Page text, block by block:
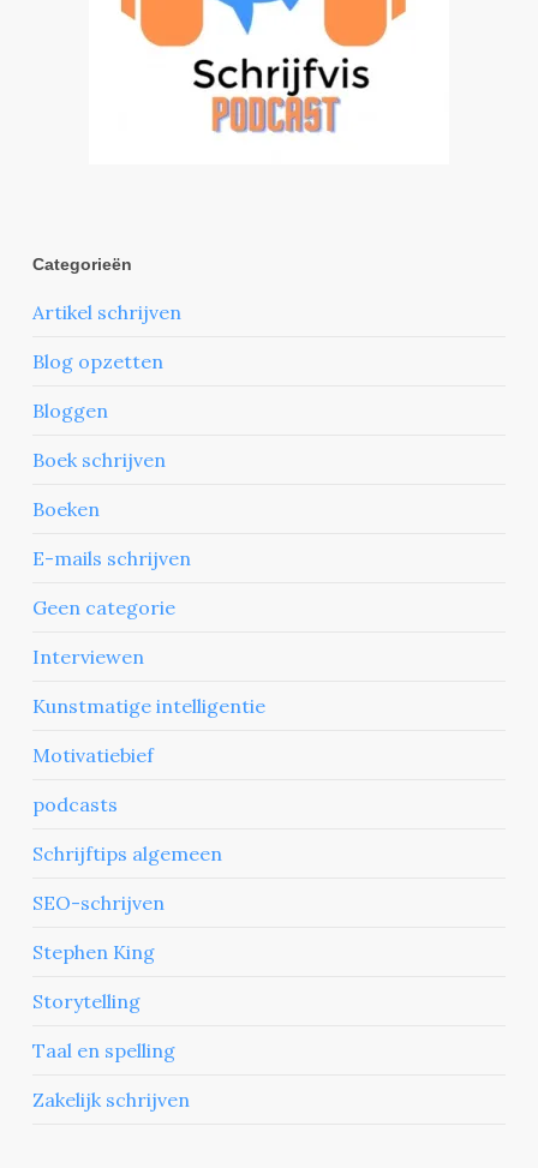
Categorieën
Artikel schrijven
Blog opzetten
Bloggen
Boek schrijven
Boeken
E-mails schrijven
Geen categorie
Interviewen
Kunstmatige intelligentie
Motivatiebief
podcasts
Schrijftips algemeen
SEO-schrijven
Stephen King
Storytelling
Taal en spelling
Zakelijk schrijven